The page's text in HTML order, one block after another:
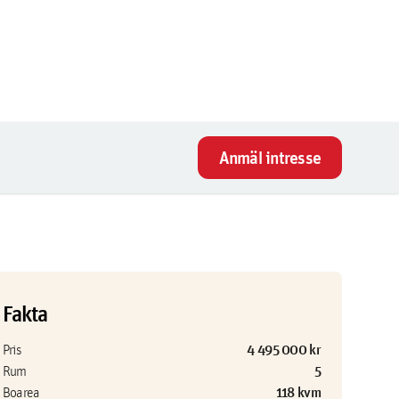
Anmäl intresse
Fakta
Pris 4 495 000 kr
Rum 5
Boarea 118 kvm